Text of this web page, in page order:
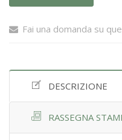
Fai una domanda su
DESCRIZIONE
RASSEGNA